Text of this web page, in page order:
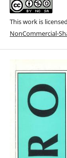
This work is
NonCommercial-